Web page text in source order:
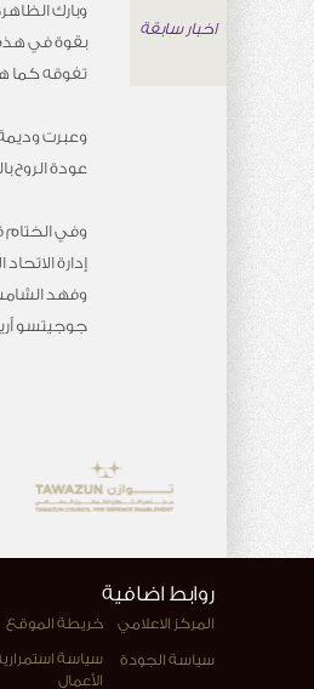
وبارك
بقوة في هذه
تفوقه كما
عودة الروح
وفي الختام
إدارة
وفهد
جوجيتسو
اخبار سابقة
روابط اضافية
المركز الاعلامي خريطة الموقع
سياسة الجودة
سياسة
الأعمال